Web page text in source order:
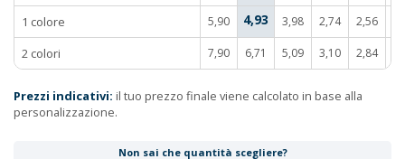
1 colore 5,90 4,93 3,98 2,74 2,56
2 colori 7,90 6,71 5,09 3,10 2,84
Prezzi indicativi: il tuo prezzo finale viene calcolato in base alla
personalizzazione.
Non sai che quantità scegliere?